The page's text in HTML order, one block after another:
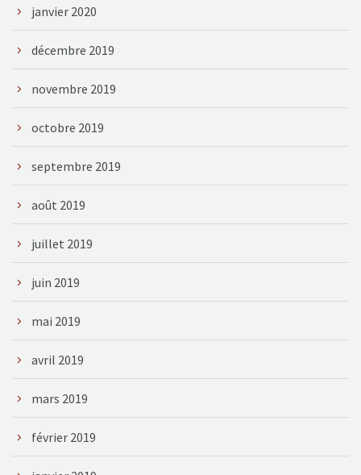
janvier 2020
décembre 2019
novembre 2019
octobre 2019
septembre 2019
août 2019
juillet 2019
juin 2019
mai 2019
avril 2019
mars 2019
février 2019